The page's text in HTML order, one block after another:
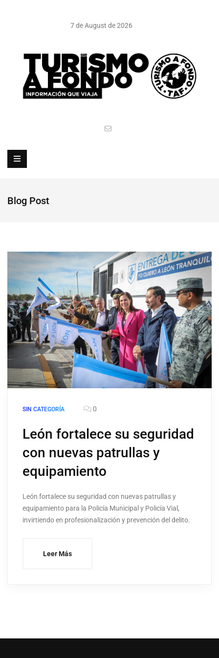
7 de August de 2026
Blog Post
SIN CATEGORÍA 0
León fortalece su seguridad
con nuevas patrullas y
equipamiento
León fortalece su seguridad con nuevas patrullas y
equipamiento para la Policía Municipal y Policía Vial,
invirtiendo en profesionalización y prevención del delito.
Leer Más